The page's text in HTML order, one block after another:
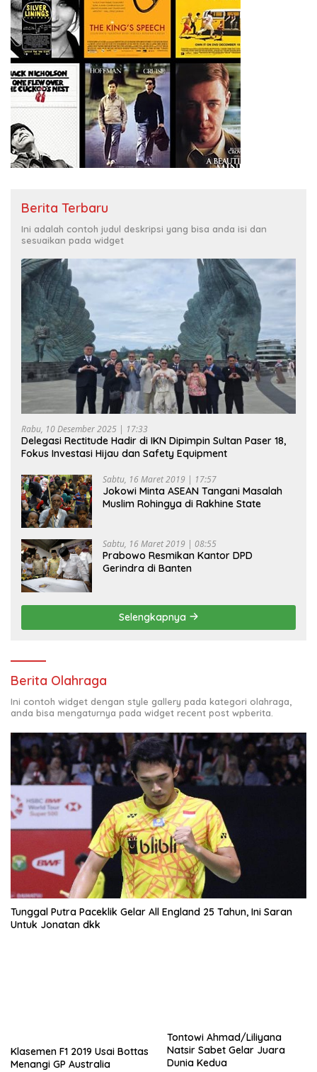
Berita Terbaru
Ini adalah contoh judul deskripsi yang bisa anda isi dan
sesuaikan pada widget
Rabu, 10 Desember 2025 | 17:33
Delegasi Rectitude Hadir di IKN Dipimpin Sultan Paser 18,
Fokus Investasi Hijau dan Safety Equipment
Sabtu, 16 Maret 2019 | 17:57
Jokowi Minta ASEAN Tangani Masalah
Muslim Rohingya di Rakhine State
Sabtu, 16 Maret 2019 | 08:55
Prabowo Resmikan Kantor DPD
Gerindra di Banten
Selengkapnya
Berita Olahraga
Ini contoh widget dengan style gallery pada kategori olahraga,
anda bisa mengaturnya pada widget recent post wpberita.
Tunggal Putra Paceklik Gelar All England 25 Tahun, Ini Saran
Untuk Jonatan dkk
Klasemen F1 2019 Usai Bottas
Menangi GP Australia
Tontowi Ahmad/Liliyana
Natsir Sabet Gelar Juara
Dunia Kedua